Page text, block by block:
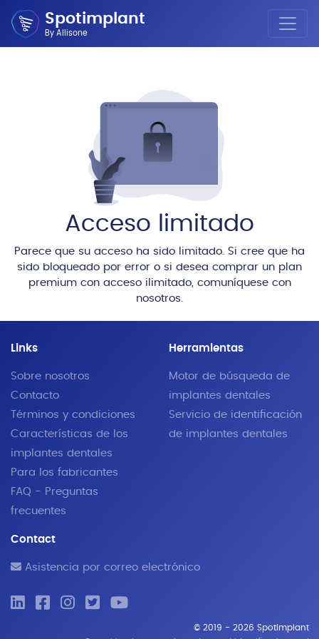
Spotimplant
By Allisone
Acceso limitado
Parece que su acceso ha sido limitado. Si cree que ha
sido bloqueado por error o si desea comprar un plan
premium con acceso ilimitado, comuníquese con
nosotros.
Links
Sobre nosotros
Contacto
Términos y condiciones
Características de los
implantes dentales
Para los fabricantes
FAQ - Preguntas
frecuentes
Herramientas
Motor de búsqueda de
implantes dentales
Servicio de identificación
de implantes dentales
Contact
Asistencia por correo electrónico
© 2019 - 2026 SpotImplant